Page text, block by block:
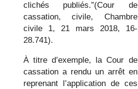
clichés publiés.”(Cour de
cassation, civile, Chambre
civile 1, 21 mars 2018, 16-
28.741).
À titre d’exemple, la Cour de
cassation a rendu un arrêt en
reprenant l’application de ces